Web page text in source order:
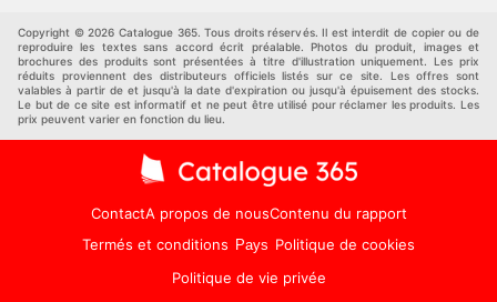
Copyright © 2026 Catalogue 365. Tous droits réservés. Il est interdit de copier ou de
reproduire les textes sans accord écrit préalable. Photos du produit, images et
brochures des produits sont présentées à titre d'illustration uniquement. Les prix
réduits proviennent des distributeurs officiels listés sur ce site. Les offres sont
valables à partir de et jusqu'à la date d'expiration ou jusqu'à épuisement des stocks.
Le but de ce site est informatif et ne peut être utilisé pour réclamer les produits. Les
prix peuvent varier en fonction du lieu.
ContactA propos de nousContenu du rapport
Termés et conditions Pays Politique de cookies
Politique de vie privée